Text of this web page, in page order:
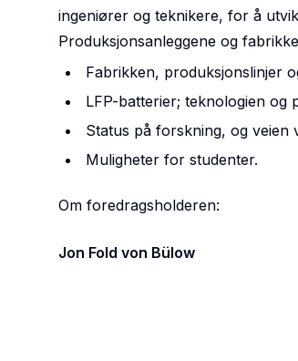
ingeniører og teknikere, for å
Produksjonsanleggene og
Fabrikken, produksjonslinjer
LFP-batterier; teknologien og
Status på forskning, og veien
Muligheter for studenter.
Om foredragsholderen:
Jon Fold von Bülow